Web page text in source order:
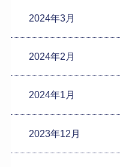
2024年3月
2024年2月
2024年1月
2023年12月